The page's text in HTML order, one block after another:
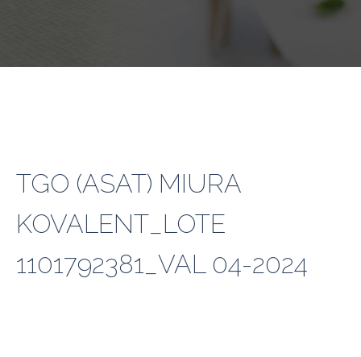
TGO (ASAT) MIURA
KOVALENT_LOTE
1101792381_VAL 04-2024